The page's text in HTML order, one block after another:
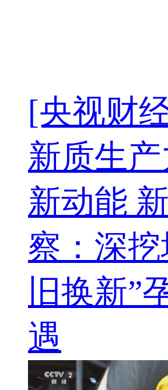
[央视财
新质生
新动能
察：深
旧换新”
遇